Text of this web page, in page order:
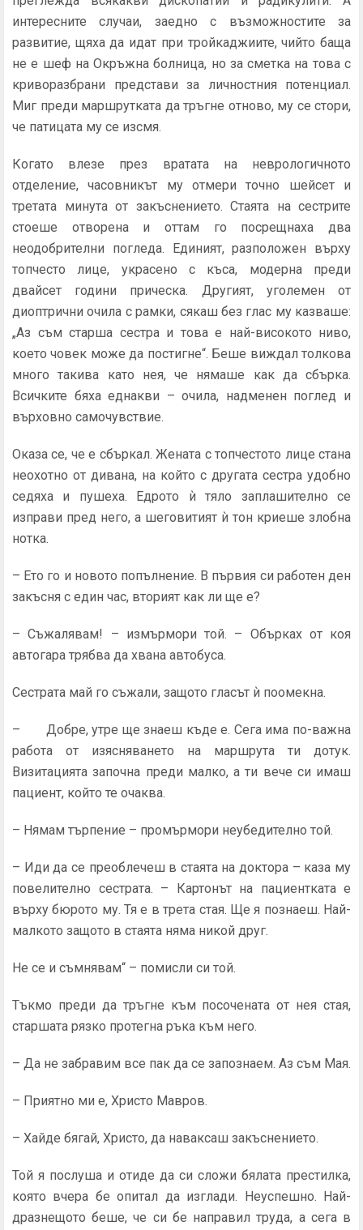
интересните случаи, заедно с възможностите за
развитие, щяха да идат при тройкаджиите, чийто баща
не е шеф на Окръжна болница, но за сметка на това с
криворазбрани представи за личностния потенциал.
Миг преди маршрутката да тръгне отново, му се стори,
че патицата му се изсмя.
Когато влезе през вратата на неврологичното
отделение, часовникът му отмери точно шейсет и
третата минута от закъснението. Стаята на сестрите
стоеше отворена и оттам го посрещнаха два
неодобрителни погледа. Единият, разположен върху
топчесто лице, украсено с къса, модерна преди
двайсет години прическа. Другият, уголемен от
диоптрични очила с рамки, сякаш без глас му казваше:
„Аз съм старша сестра и това е най-високото ниво,
което човек може да постигне“. Беше виждал толкова
много такива като нея, че нямаше как да сбърка.
Всичките бяха еднакви – очила, надменен поглед и
върховно самочувствие.
Оказа се, че е сбъркал. Жената с топчестото лице стана
неохотно от дивана, на който с другата сестра удобно
седяха и пушеха. Едрото ѝ тяло заплашително се
изправи пред него, а шеговитият ѝ тон криеше злобна
нотка.
– Ето го и новото попълнение. В първия си работен ден
закъсня с един час, вторият как ли ще е?
– Съжалявам! – измърмори той. – Обърках от коя
автогара трябва да хвана автобуса.
Сестрата май го съжали, защото гласът ѝ поомекна.
– Добре, утре ще знаеш къде е. Сега има по-важна
работа от изясняването на маршрута ти дотук.
Визитацията започна преди малко, а ти вече си имаш
пациент, който те очаква.
– Нямам търпение – промърмори неубедително той.
– Иди да се преоблечеш в стаята на доктора – каза му
повелително сестрата. – Картонът на пациентката е
върху бюрото му. Тя е в трета стая. Ще я познаеш. Най-
малкото защото в стаята няма никой друг.
Не се и съмнявам“ – помисли си той.
Тъкмо преди да тръгне към посочената от нея стая,
старшата рязко протегна ръка към него.
– Да не забравим все пак да се запознаем. Аз съм Мая.
– Приятно ми е, Христо Мавров.
– Хайде бягай, Христо, да наваксаш закъснението.
Той я послуша и отиде да си сложи бялата престилка,
която вчера бе опитал да изглади. Неуспешно. Най-
дразнещото беше, че си бе направил труда, а сега в